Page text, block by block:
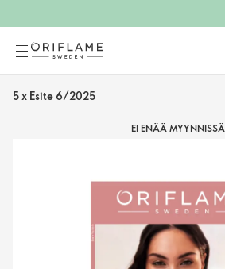
5 x Esite 6/2025
EI ENÄÄ MYYNNISSÄ